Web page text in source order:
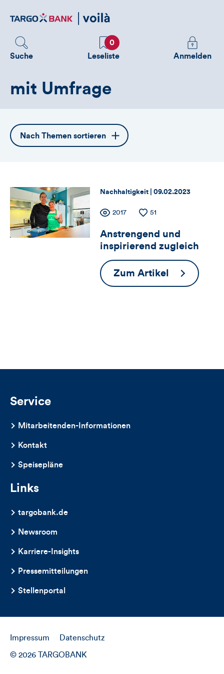
zum
Suche
Favoriten
0
Leseliste
Melden
Sie
Anmelden
mit Umfrage
Öffnet
die
Nach Themen sortieren
Thema:
Nachhaltigkeit | Datum:
09.02.2023
Zähler
für
Views,
Likes
Artikels
Anzahl
Views
2017
Anzahl
Likes
51
Anstrengend und
inspirierend zugleich
Zum Artikel
und
Service
Mitarbeitenden-Informationen
Kontakt
Speisepläne
Links
targobank.de
Newsroom
Karriere-Insights
Pressemitteilungen
Stellenportal
Impressum Datenschutz
© 2026 TARGOBANK